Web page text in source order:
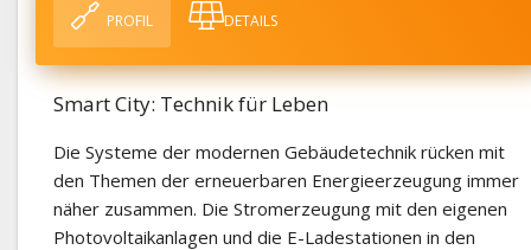
PROFIL DETAILS
Smart City: Technik für Leben
Die Systeme der modernen Gebäudetechnik rücken mit
den Themen der erneuerbaren Energieerzeugung immer
näher zusammen. Die Stromerzeugung mit den eigenen
Photovoltaikanlagen und die E-Ladestationen in den